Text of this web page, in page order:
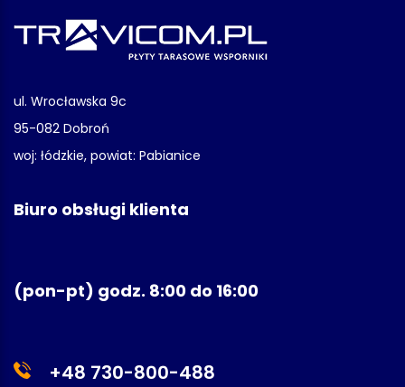
ul. Wrocławska 9c
95-082 Dobroń
woj: łódzkie, powiat: Pabianice
Biuro obsługi klienta
(pon-pt) godz. 8:00 do 16:00
+48 730-800-488